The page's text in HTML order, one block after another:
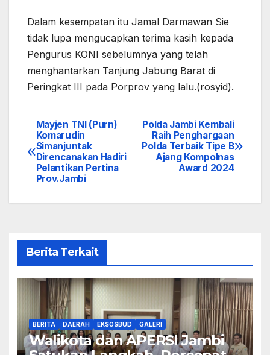
Dalam kesempatan itu Jamal Darmawan Sie
tidak lupa mengucapkan terima kasih kepada
Pengurus KONI sebelumnya yang telah
menghantarkan Tanjung Jabung Barat di
Peringkat III pada Porprov yang lalu.(rosyid).
Navigasi
pos
Polda Jambi Kembali
Raih Penghargaan
Polda Terbaik Tipe B
Ajang Kompolnas
Award 2024
Mayjen TNI (Purn)
Komarudin
Simanjuntak
Direncanakan Hadiri
Pelantikan Pertina
Prov.Jambi
Berita Terkait
BERITA DAERAH EKSOSBUD GALERI
Walikota dan APERSI Jambi